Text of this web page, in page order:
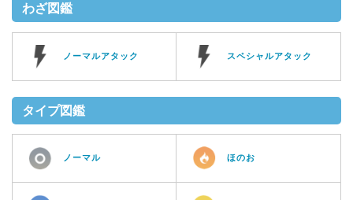
わざ図鑑
ノーマルアタック スペシャルアタック
タイプ図鑑
ノーマル ほのお